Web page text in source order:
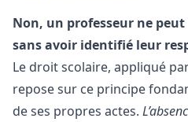
Non, un professeur ne
sans avoir identifié leur
Le droit scolaire, appliqué
repose sur ce principe
de ses propres actes.